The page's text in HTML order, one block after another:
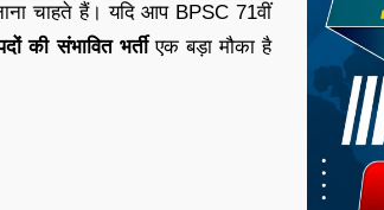
चाहते हैं। यदि आप BPSC 71वीं
की संभावित भर्तीएक बड़ा मौका है